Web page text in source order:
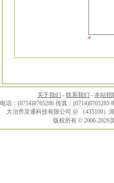
*
关于我们 - 联系我们 - 本站招
电话：(0714)8765286 传真：(0714)8765285
大冶市灵通科技有限公司 @ （435100
版权所有 © 2006-2026